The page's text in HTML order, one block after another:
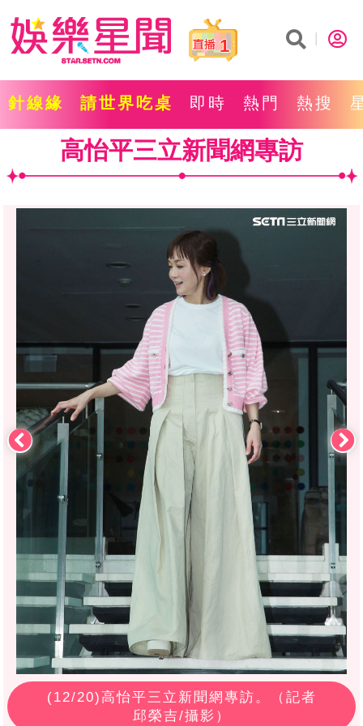
1
針線緣 請世界吃桌 即時 熱門 熱搜
高怡平三立新聞網專訪
(12/20)高怡平三立新聞網專訪。（記者
邱榮吉/攝影）